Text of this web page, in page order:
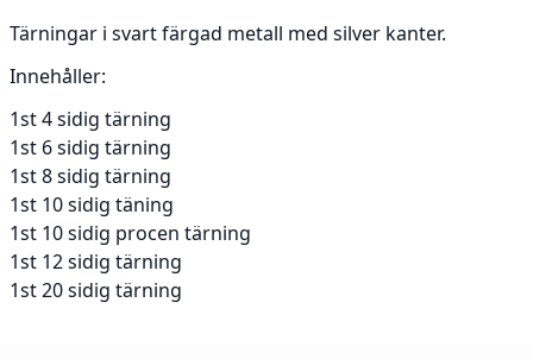
Tärningar i svart färgad metall med silver kanter.
Innehåller:
1st 4 sidig tärning
1st 6 sidig tärning
1st 8 sidig tärning
1st 10 sidig täning
1st 10 sidig procen tärning
1st 12 sidig tärning
1st 20 sidig tärning